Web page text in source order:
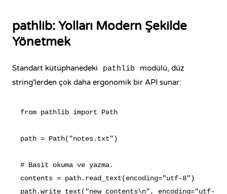
pathlib: Yolları Modern Şekilde
Yönetmek
Standart kütüphanedeki pathlib
modülü, düz
string'lerden çok daha ergonomik bir API sunar:
from pathlib import Path
path = Path("notes.txt")
# Basit okuma ve yazma.
contents = path.read_text(encoding="utf-8")
path.write_text("new contents\n", encoding="utf-8")